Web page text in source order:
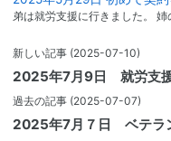
弟は就労支援に行きました。
新しい記事 (2025-07-10)
2025年7月9日 就労支援
過去の記事 (2025-07-07)
2025年7月７日 ベテラ